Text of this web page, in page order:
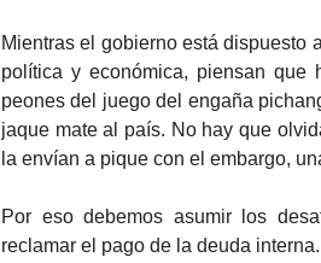
Mientras el gobierno está dispuesto
política y económica, piensan que
peones del juego del engaña
jaque mate al país. No hay que
la envían a pique con el embargo,
Por eso debemos asumir los
reclamar el pago de la deuda interna.